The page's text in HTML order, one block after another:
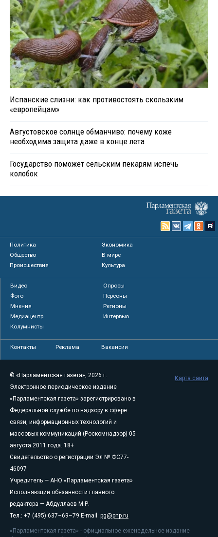
Испанские слизни: как противостоять скользким
«европейцам»
Августовское солнце обманчиво: почему коже
необходима защита даже в конце лета
Государство поможет сельским пекарям испечь
колобок
Политика
Экономика
Общество
В мире
Происшествия
Культура
Видео
Опросы
Фото
Персоны
Мнения
Регионы
Медиацентр
Интервью
Колумнисты
Контакты Реклама Вакансии
© «Парламентская газета», 2026 г.
Электронное периодическое издание
«Парламентская газета» зарегистрировано в
Федеральной службе по надзору в сфере
связи, информационных технологий и
массовых коммуникаций (Роскомнадзор) 05
августа 2011 года. 18+
Свидетельство о регистрации Эл № ФС77-
46097
Учредитель — АНО «Парламентская газета»
Исполняющий обязанности главного
редактора — Абдуллаев М.Р.
Тел.: +7 (495) 637–69–79 E-mail: pg@pnp.ru
«Парламентская газета» - официальное еженедельное издание
Карта сайта